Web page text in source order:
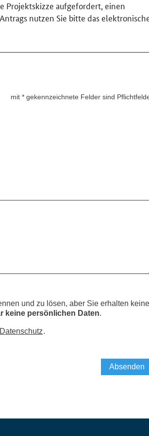
Projektskizze aufgefordert, einen
nutzen Sie bitte das